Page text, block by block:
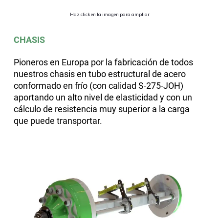
CHASIS
Pioneros en Europa por la fabricación de todos
nuestros chasis en tubo estructural de acero
conformado en frío (con calidad S-275-JOH)
aportando un alto nivel de elasticidad y con un
cálculo de resistencia muy superior a la carga
que puede transportar.
Haz click en la imagen para ampliar